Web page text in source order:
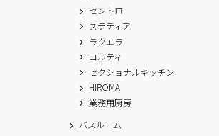
セントロ
ステディア
ラクエラ
コルティ
セクショナルキッチン
HIROMA
業務用厨房
バスルーム